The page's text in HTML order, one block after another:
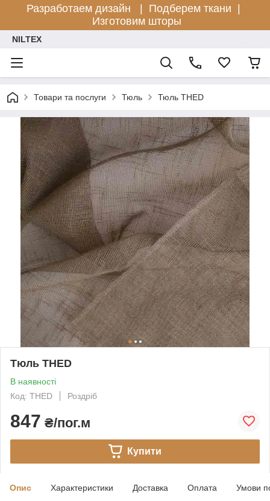
Разработаем дизайн |
Подберем ткани |
Изготовим шторы
NILTEX
Товари та послуги Тюль Тюль THED
Тюль THED
В наявності
Код: THED
Роздріб
847 ₴/пог.м
Купити
Опис Характеристики Доставка Оплата Умови